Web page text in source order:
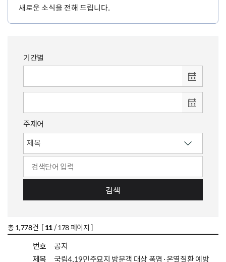
새로운 소식을 전해 드립니다.
기간별
주제어
검색
총 1,778건 [11/ 178 페이지 ]
번호
공지
제목
국립4.19민주묘지 방문객 대상 폭염·온열질환 예방